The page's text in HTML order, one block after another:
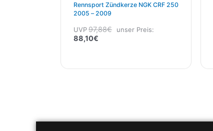
Rennsport Zündkerze NGK CRF 250
2005 – 2009
UVP97,88€ unser Preis:
88,10€